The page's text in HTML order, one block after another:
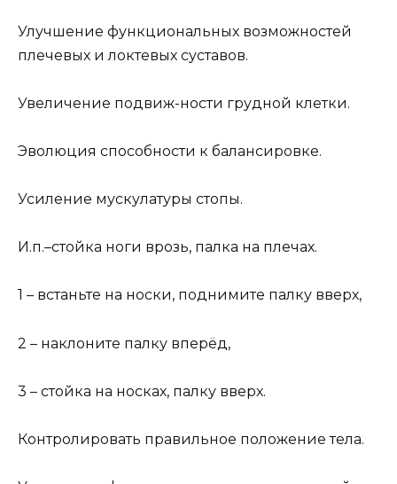
Улучшение функциональных возможностей
плечевых и локтевых суставов.
Увеличение подвиж-ности грудной клетки.
Эволюция способности к балансировке.
Усиление мускулатуры стопы.
И.п.–стойка ноги врозь, палка на плечах.
1 – встаньте на носки, поднимите палку вверх,
2 – наклоните палку вперёд,
3 – стойка на носках, палку вверх.
Контролировать правильное положение тела.